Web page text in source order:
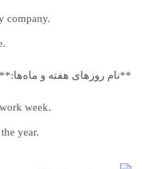
company.
**نام روزهای هفته و ماه‌ها:**
week.
year.
آموزش کتاب تحلیل
بینازبانی دکتر کشاورز